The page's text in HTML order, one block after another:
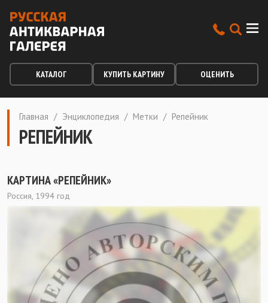
КАТАЛОГ КУПИТЬ КАРТИНУ ОЦЕНИТЬ
Главная / Энциклопедия / Метки / Репейник
РЕПЕЙНИК
КАРТИНА «РЕПЕЙНИК»
Россия, 1994 год